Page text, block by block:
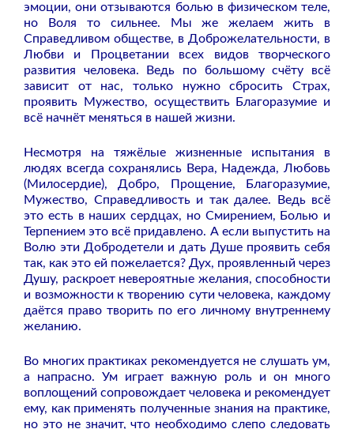
эмоции, они отзываются болью в физическом теле,
но Воля то сильнее. Мы же желаем жить в
Справедливом обществе, в Доброжелательности, в
Любви и Процветании всех видов творческого
развития человека. Ведь по большому счёту всё
зависит от нас, только нужно сбросить Страх,
проявить Мужество, осуществить Благоразумие и
всё начнёт меняться в нашей жизни.
Несмотря на тяжёлые жизненные испытания в
людях всегда сохранялись Вера, Надежда, Любовь
(Милосердие), Добро, Прощение, Благоразумие,
Мужество, Справедливость и так далее. Ведь всё
это есть в наших сердцах, но Смирением, Болью и
Терпением это всё придавлено. А если выпустить на
Волю эти Добродетели и дать Душе проявить себя
так, как это ей пожелается? Дух, проявленный через
Душу, раскроет невероятные желания, способности
и возможности к творению сути человека, каждому
даётся право творить по его личному внутреннему
желанию.
Во многих практиках рекомендуется не слушать ум,
а напрасно. Ум играет важную роль и он много
воплощений сопровождает человека и рекомендует
ему, как применять полученные знания на практике,
но это не значит, что необходимо слепо следовать